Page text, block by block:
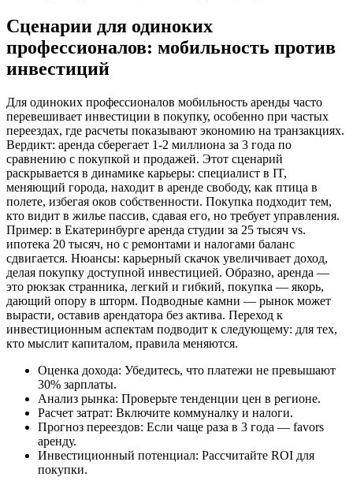
Сценарии для одиноких
профессионалов: мобильность против
инвестиций
Для одиноких профессионалов мобильность аренды часто
перевешивает инвестиции в покупку, особенно при частых
переездах, где расчеты показывают экономию на транзакциях.
Вердикт: аренда сберегает 1-2 миллиона за 3 года по
сравнению с покупкой и продажей. Этот сценарий
раскрывается в динамике карьеры: специалист в IT,
меняющий города, находит в аренде свободу, как птица в
полете, избегая оков собственности. Покупка подходит тем,
кто видит в жилье пассив, сдавая его, но требует управления.
Пример: в Екатеринбурге аренда студии за 25 тысяч vs.
ипотека 20 тысяч, но с ремонтами и налогами баланс
сдвигается. Нюансы: карьерный скачок увеличивает доход,
делая покупку доступной инвестицией. Образно, аренда —
это рюкзак странника, легкий и гибкий, покупка — якорь,
дающий опору в шторм. Подводные камни — рынок может
вырасти, оставив арендатора без актива. Переход к
инвестиционным аспектам подводит к следующему: для тех,
кто мыслит капиталом, правила меняются.
Оценка дохода: Убедитесь, что платежи не превышают
30% зарплаты.
Анализ рынка: Проверьте тенденции цен в регионе.
Расчет затрат: Включите коммуналку и налоги.
Прогноз переездов: Если чаще раза в 3 года — favors
аренду.
Инвестиционный потенциал: Рассчитайте ROI для
покупки.